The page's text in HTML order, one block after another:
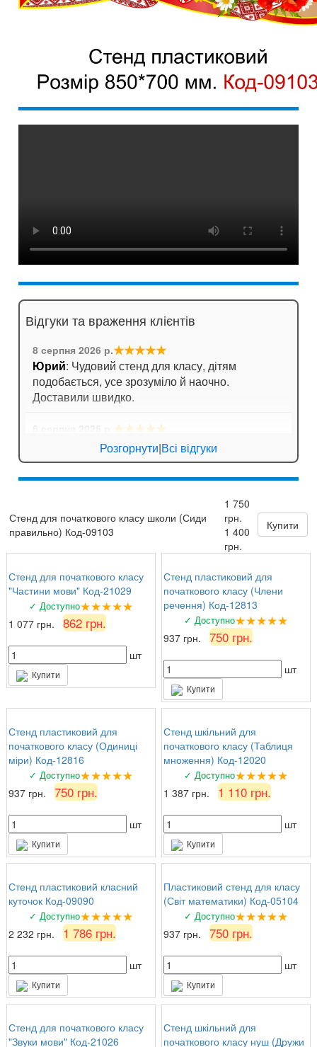
Відгуки та враження клієнтів
8 серпня 2026 р.★★★★★
Юрий: Чудовий стенд для класу, дітям
подобається, усе зрозуміло й наочно.
Доставили швидко.
★★★★★
: Стенд для кабінету хімії дуже яскравий,
вчителі задоволені!
: Замовляли
комплект стендів з техніки безпеки. Все на
найвищому рівні, вчителі та учні задоволені!
Розгорнути|Всі відгуки
Стенд для початкового класу школи (Сиди
правильно) Код-09103
1 750
грн.
1 400
грн.
Купити
Стенд для початкового класу
"Частини мови" Код-21029
✓ Доступно★★★★★
1 077 грн. 862 грн.
шт
Купити
Стенд пластиковий для
початкового класу (Члени
речення) Код-12813
✓ Доступно★★★★★
937 грн. 750 грн.
шт
Купити
Стенд пластиковий для
початкового класу (Одиниці
міри) Код-12816
✓ Доступно★★★★★
937 грн. 750 грн.
шт
Купити
Стенд шкільний для
початкового класу (Таблиця
множення) Код-12020
✓ Доступно★★★★★
1 387 грн. 1 110 грн.
шт
Купити
Стенд пластиковий класний
куточок Код-09090
✓ Доступно★★★★★
2 232 грн. 1 786 грн.
шт
Купити
Пластиковий стенд для класу
(Світ математики) Код-05104
✓ Доступно★★★★★
937 грн. 750 грн.
шт
Купити
Стенд для початкового класу
"Звуки мови" Код-21026
Стенд шкільний для
початкового класу нуш (Дружи